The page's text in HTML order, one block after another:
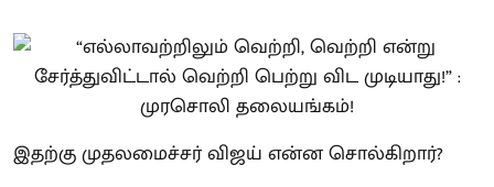
இதற்கு முதலமைச்சர் விஜய் என்ன சொல்கிறார்?